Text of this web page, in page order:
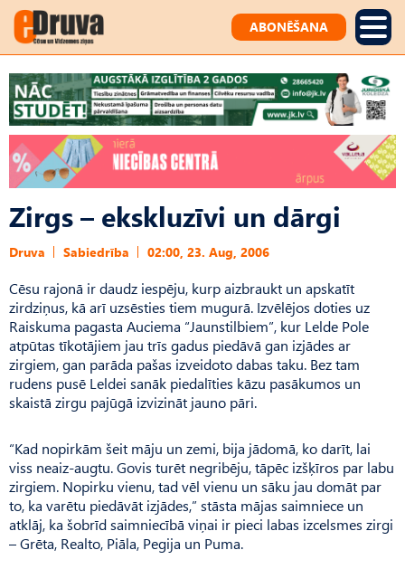
ABONĒŠANA
Zirgs – ekskluzīvi un dārgi
Druva Sabiedrība 02:00, 23. Aug, 2006
Cēsu rajonā ir daudz iespēju, kurp aizbraukt un apskatīt
zirdziņus, kā arī uzsēsties tiem mugurā. Izvēlējos doties uz
Raiskuma pagasta Auciema “Jaunstilbiem”, kur Lelde Pole
atpūtas tīkotājiem jau trīs gadus piedāvā gan izjādes ar
zirgiem, gan parāda pašas izveidoto dabas taku. Bez tam
rudens pusē Leldei sanāk piedalīties kāzu pasākumos un
skaistā zirgu pajūgā izvizināt jauno pāri.
“Kad nopirkām šeit māju un zemi, bija jādomā, ko darīt, lai
viss neaiz-augtu. Govis turēt negribēju, tāpēc izšķīros par labu
zirgiem. Nopirku vienu, tad vēl vienu un sāku jau domāt par
to, ka varētu piedāvāt izjādes,” stāsta mājas saimniece un
atklāj, ka šobrīd saimniecībā viņai ir pieci labas izcelsmes zirgi
– Grēta, Realto, Piāla, Pegija un Puma.